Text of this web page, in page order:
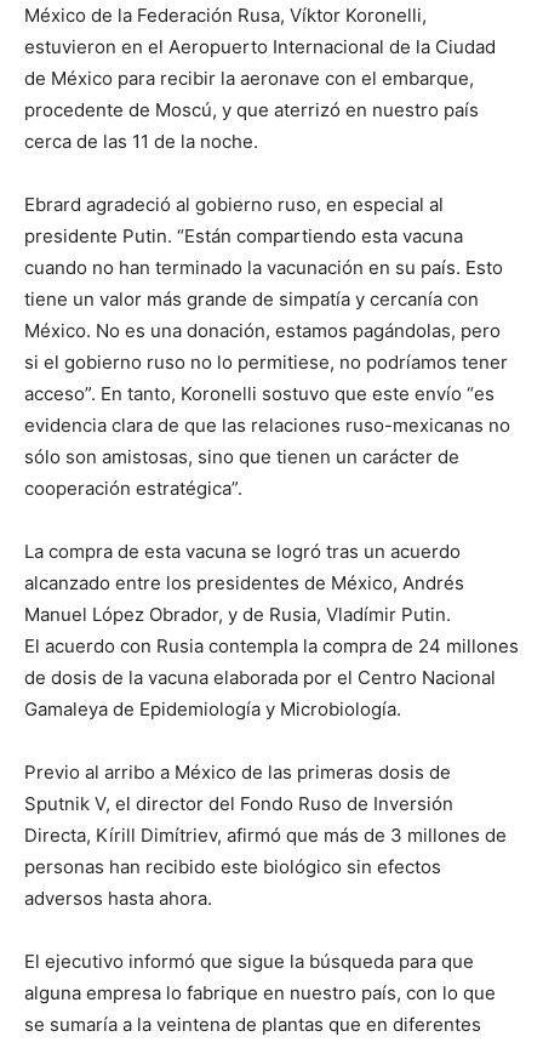
México de la Federación Rusa, Víktor Koronelli,
estuvieron en el Aeropuerto Internacional de la Ciudad
de México para recibir la aeronave con el embarque,
procedente de Moscú, y que aterrizó en nuestro país
cerca de las 11 de la noche.
Ebrard agradeció al gobierno ruso, en especial al
presidente Putin. “Están compartiendo esta vacuna
cuando no han terminado la vacunación en su país. Esto
tiene un valor más grande de simpatía y cercanía con
México. No es una donación, estamos pagándolas, pero
si el gobierno ruso no lo permitiese, no podríamos tener
acceso”. En tanto, Koronelli sostuvo que este envío “es
evidencia clara de que las relaciones ruso-mexicanas no
sólo son amistosas, sino que tienen un carácter de
cooperación estratégica”.
La compra de esta vacuna se logró tras un acuerdo
alcanzado entre los presidentes de México, Andrés
Manuel López Obrador, y de Rusia, Vladímir Putin.
El acuerdo con Rusia contempla la compra de 24 millones
de dosis de la vacuna elaborada por el Centro Nacional
Gamaleya de Epidemiología y Microbiología.
Previo al arribo a México de las primeras dosis de
Sputnik V, el director del Fondo Ruso de Inversión
Directa, Kírill Dimítriev, afirmó que más de 3 millones de
personas han recibido este biológico sin efectos
adversos hasta ahora.
El ejecutivo informó que sigue la búsqueda para que
alguna empresa lo fabrique en nuestro país, con lo que
se sumaría a la veintena de plantas que en diferentes